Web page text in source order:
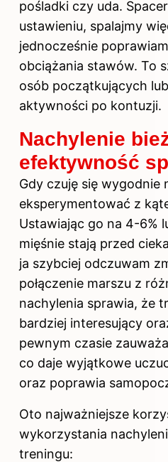
pośladki czy uda.
ustawieniu, spalajmy
jednocześnie
obciążania stawów. To
osób początkujących
aktywności po kontuzji.
Nachylenie
efektywność
Gdy czuję się wygodnie
eksperymentować z
Ustawiając go na 4-6%
mięśnie stają przed
ja szybciej odczuwam
połączenie marszu z
nachylenia sprawia, że
bardziej interesujący
pewnym czasie
co daje wyjątkowe
oraz poprawia
Oto najważniejsze
wykorzystania
treningu: